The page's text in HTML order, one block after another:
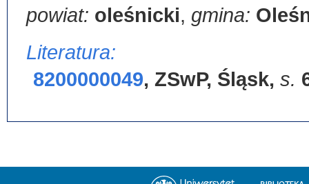
powiat: oleśnicki, gmina:
Literatura:
8200000049, ZSwP, Śląsk, s.